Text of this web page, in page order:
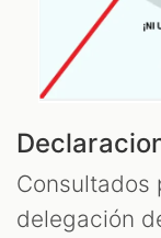
Consultados
delegación